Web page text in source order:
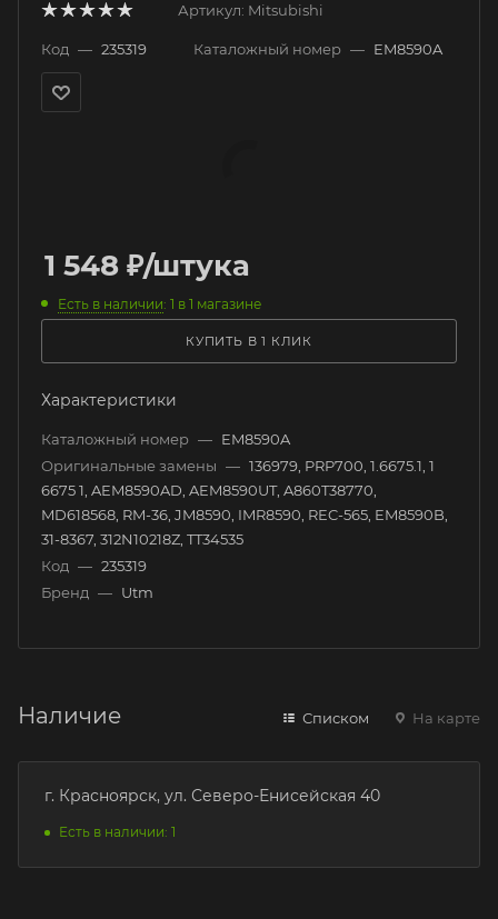
Артикул: Mitsubishi
Код — 235319 Каталожный номер — EM8590A
1 548 ₽/штука
Есть в наличии: 1 в 1 магазине
КУПИТЬ В 1 КЛИК
Характеристики
Каталожный номер — EM8590A
Оригинальные замены — 136979, PRP700, 1.6675.1, 1
6675 1, AEM8590AD, AEM8590UT, A860T38770,
MD618568, RM-36, JM8590, IMR8590, REC-565, EM8590B,
31-8367, 312N10218Z, TT34535
Код — 235319
Бренд — Utm
Наличие Списком На карте
г. Красноярск, ул. Северо-Енисейская 40
Есть в наличии: 1